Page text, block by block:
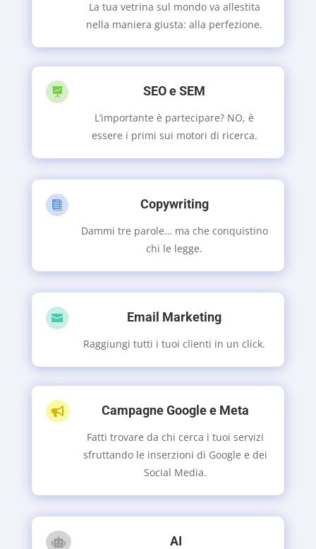
La tua vetrina sul mondo va allestita
nella maniera giusta: alla perfezione.
 SEO e SEM
L’importante è partecipare? NO, è
essere i primi sui motori di ricerca.
 Copywriting
Dammi tre parole… ma che conquistino
chi le legge.
 Email Marketing
Raggiungi tutti i tuoi clienti in un click.
 Campagne Google e Meta
Fatti trovare da chi cerca i tuoi servizi
sfruttando le inserzioni di Google e dei
Social Media.
 AI